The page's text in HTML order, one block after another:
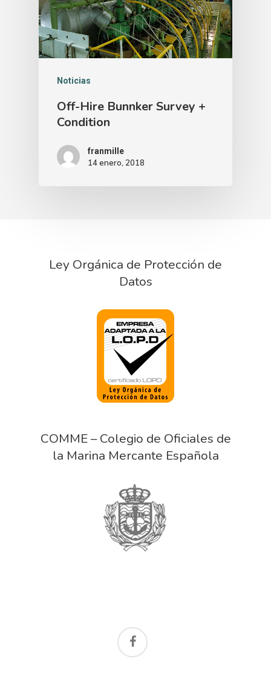
Noticias
Off-Hire Bunnker Survey +
Condition
franmille
14 enero, 2018
Ley Orgánica de Protección de
Datos
COMME – Colegio de Oficiales de
la Marina Mercante Española